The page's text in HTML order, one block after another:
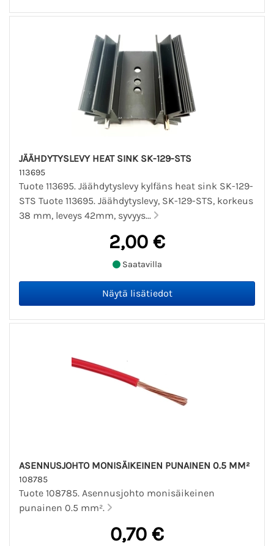
JÄÄHDYTYSLEVY HEAT SINK SK-129-STS
113695
Tuote 113695. Jäähdytyslevy kylfäns heat sink SK-129-
STS Tuote 113695. Jäähdytyslevy, SK-129-STS, korkeus
38 mm, leveys 42mm, syvyys...
2,00 €
Saatavilla
ASENNUSJOHTO MONISÄIKEINEN PUNAINEN 0.5 MM²
108785
Tuote 108785. Asennusjohto monisäikeinen
punainen 0.5 mm².
0,70 €